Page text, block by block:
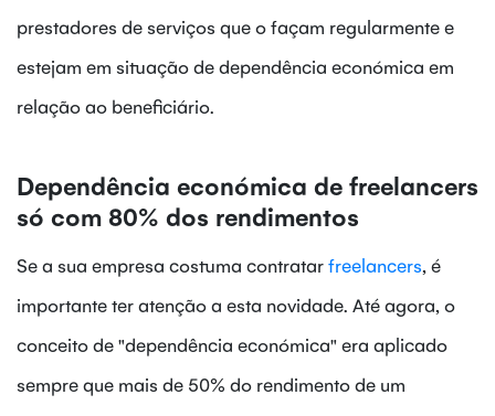
prestadores de serviços que o façam regularmente e
estejam em situação de dependência económica em
relação ao beneficiário.
Dependência económica de freelancers
só com 80% dos rendimentos
Se a sua empresa costuma contratarfreelancers, é
importante ter atenção a esta novidade. Até agora, o
conceito de "dependência económica" era aplicado
sempre que mais de 50% do rendimento de um